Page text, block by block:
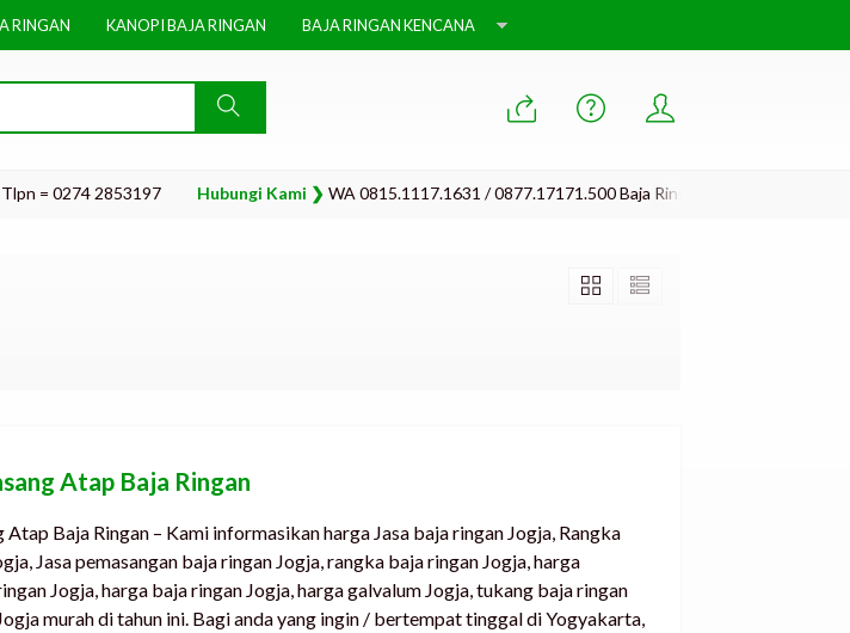
RINGAN KANOPI BAJA RINGAN BAJA RINGAN KENCANA
2853197 Hubungi Kami ❯WA 0815.1117.1631 / 0877.17171.500 Baja Ringan Klaten, Baja Ringan Jogja,
Atap Baja Ringan
Atap Baja Ringan – Kami informasikan harga Jasa baja ringan Jogja, Rangka
Jasa pemasangan baja ringan Jogja, rangka baja ringan Jogja, harga
Jogja, harga baja ringan Jogja, harga galvalum Jogja, tukang baja ringan
murah di tahun ini. Bagi anda yang ingin / bertempat tinggal di Yogyakarta,